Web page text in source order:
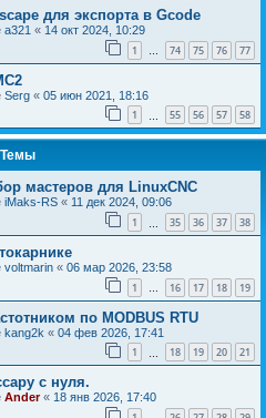
для экспорта в Gcode
a321 « 14 окт 2024, 10:29
1 … 74 75 76 77
Serg « 05 июн 2021, 18:16
1 55 56 57 58
Темы
мастеров для LinuxCNC
iMaks-RS « 11 дек 2024, 09:06
1 35 36 37 38
voltmarin « 06 мар 2026, 23:58
1 … 16 17 18 19
по MODBUS RTU
kang2k « 04 фев 2026, 17:41
1 18 19 20 21
с нуля.
Ander« 18 янв 2026, 17:40